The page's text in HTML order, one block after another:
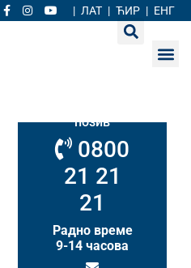
| ЛАТ | ЋИР | ЕНГ
позив
0800
21 21
21
Радно време
9-14 часова